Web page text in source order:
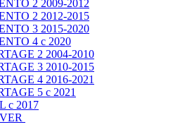
2 2009-2012
2 2012-2015
3 2015-2020
4 с 2020
2 2004-2010
3 2010-2015
4 2016-2021
5 с 2021
с 2017